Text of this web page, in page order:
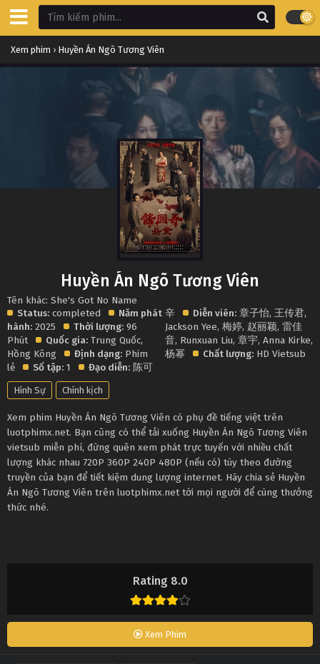
Xem phim › Huyền Án Ngõ Tương Viên
Rating 8.0
Xem Phim
Huyền Án Ngõ Tương Viên
Tên khác: She's Got No Name
Status: completed
Năm phát
hành: 2025 Thời lượng: 96
Phút
Quốc gia: Trung Quốc,
Hồng Kông
Định dạng: Phim
lẻ
Số tập: 1 Đạo diễn: 陈可
辛 Diễn viên: 章子怡, 王传君,
Jackson Yee,梅婷, 赵丽颖,雷佳
音, Runxuan Liu,章宇,Anna Kirke,
杨幂
Chất lượng: HD Vietsub
Hình Sự Chính kịch
Xem phim Huyền Án Ngõ Tương Viên có phụ đề tiếng việt trên
luotphimx.net. Bạn cũng có thể tải xuống Huyền Án Ngõ Tương Viên
vietsub miễn phí, đừng quên xem phát trực tuyến với nhiều chất
lượng khác nhau 720P 360P 240P 480P (nếu có) tùy theo đường
truyền của bạn để tiết kiệm dung lượng internet. Hãy chia sẻ Huyền
Án Ngõ Tương Viên trên luotphimx.net tới mọi người để cùng thưởng
thức nhé.